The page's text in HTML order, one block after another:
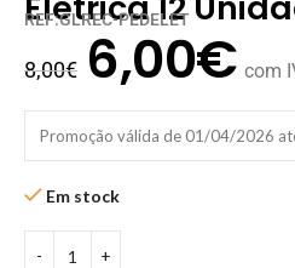
REF:GLREC-PEDELET
8,00€ 6,00€ com
Promoção válida de 01/04/2026
Em stock